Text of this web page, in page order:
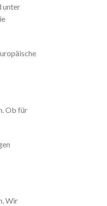
unter
Ob für
Wir